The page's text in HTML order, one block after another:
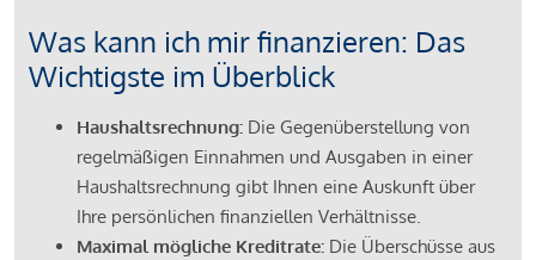
Was kann ich mir finanzieren: Das
Wichtigste im Überblick
Haushaltsrechnung: Die Gegenüberstellung von
regelmäßigen Einnahmen und Ausgaben in einer
Haushaltsrechnung gibt Ihnen eine Auskunft über
Ihre persönlichen finanziellen Verhältnisse.
Maximal mögliche Kreditrate: Die Überschüsse aus